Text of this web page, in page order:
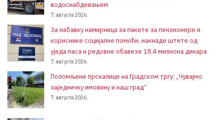
водоснабдевањем
7. августа 2026.
За набавку намирница за пакете за пензионере и
кориснике социјалне помоћи, накнаде штете од
уједа паса и редовне обавезе 18,4 милиона динара
7. августа 2026.
Поломљене прскалице на Градском тргу: „Чувајмо
заједничку имовину и наш град“
7. августа 2026.